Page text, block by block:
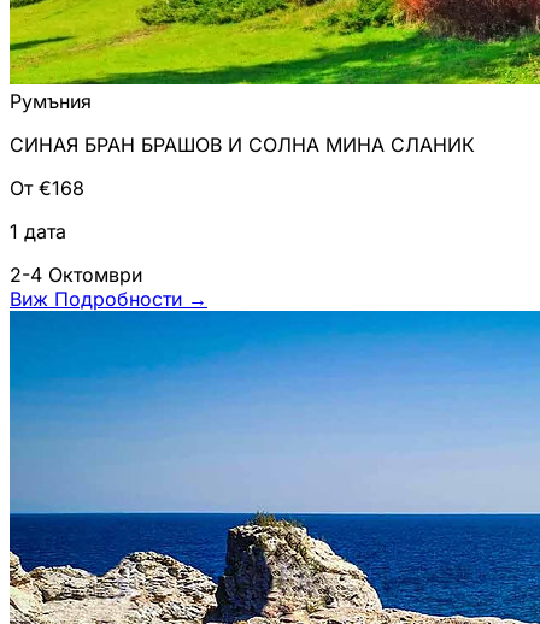
Румъния
СИНАЯ БРАН БРАШОВ И СОЛНА МИНА СЛАНИК
От €168
1 дата
2-4 Октомври
Виж Подробности →